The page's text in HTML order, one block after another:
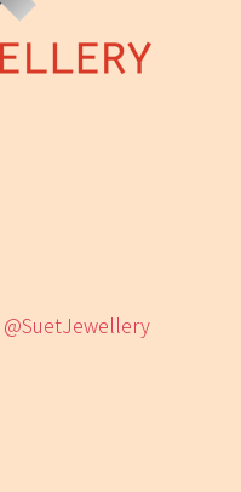
@SuetJewellery